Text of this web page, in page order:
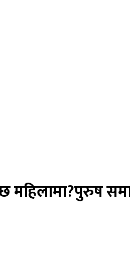
महिलामा?पुरुष